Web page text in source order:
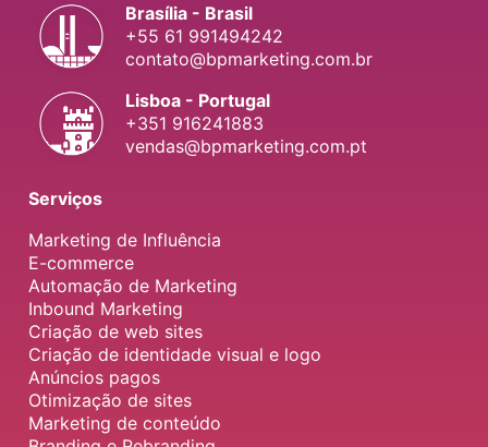
Brasília - Brasil
+55 61 991494242
contato@bpmarketing.com.br
Lisboa - Portugal
+351 916241883
vendas@bpmarketing.com.pt
Serviços
Marketing de Influência
E-commerce
Automação de Marketing
Inbound Marketing
Criação de web sites
Criação de identidade visual e logo
Anúncios pagos
Otimização de sites
Marketing de conteúdo